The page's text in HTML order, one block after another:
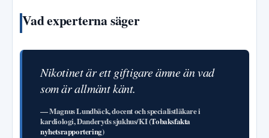
Vad experterna säger
Nikotinet är ett giftigare ämne än vad
som är allmänt känt.
— Magnus Lundbäck, docent och specialistläkare i
kardiologi, Danderyds sjukhus/KI (Tobaksfakta
nyhetsrapportering)